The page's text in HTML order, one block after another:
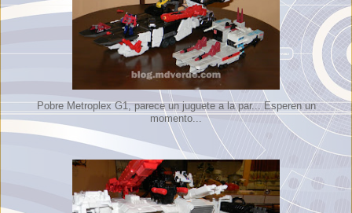
Pobre Metroplex G1, parece un juguete a la par... Esperen un
momento...